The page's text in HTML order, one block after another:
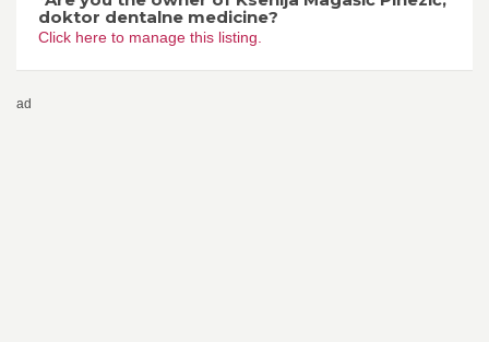
doktor dentalne medicine?
Click here to manage this listing.
ad